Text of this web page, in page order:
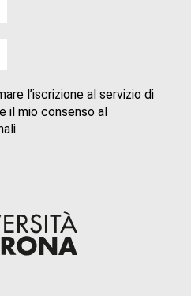
l’iscrizione al servizio di
il mio consenso al